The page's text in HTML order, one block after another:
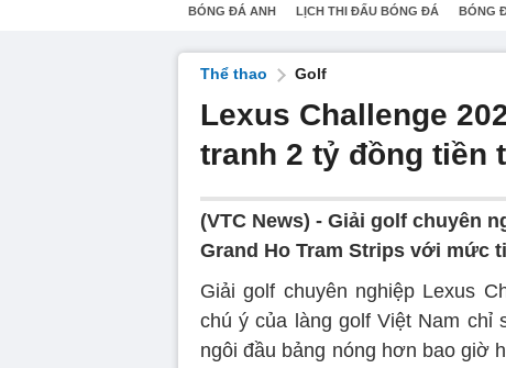
BÓNG ĐÁ ANH LỊCH THI ĐẤU BÓNG ĐÁ BÓNG
Thể thao Golf
Lexus Challenge
tranh 2 tỷ đồng tiền
(VTC News) - Giải golf chuyên
Grand Ho Tram Strips với mức
Giải golf chuyên nghiệp Lexus
chú ý của làng golf Việt Nam chỉ
ngôi đầu bảng nóng hơn bao giờ